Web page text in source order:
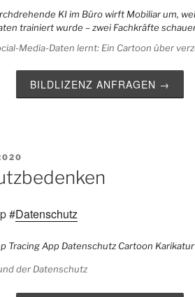
Media-Daten lernt: Ein Cartoon über
BILDLIZENZ ANFRAGEN →
#Datenschutz
der Datenschutz